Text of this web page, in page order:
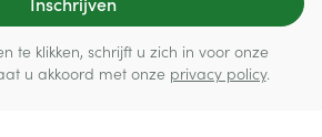
te klikken, schrijft u zich in voor onze
u akkoord met onze privacy policy.